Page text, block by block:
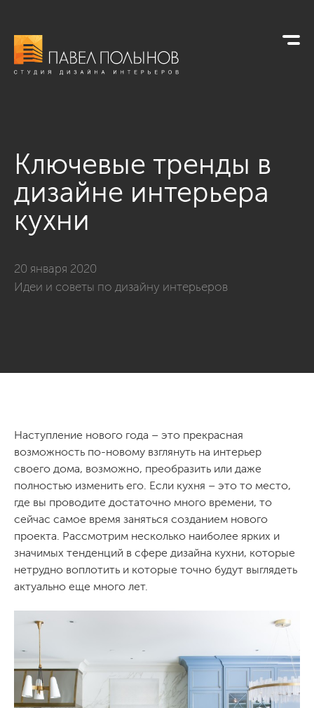
Ключевые тренды в
дизайне интерьера
кухни
20 января 2020
Идеи и советы по дизайну интерьеров
Наступление нового года – это прекрасная
возможность по-новому взглянуть на интерьер
своего дома, возможно, преобразить или даже
полностью изменить его. Если кухня – это то место,
где вы проводите достаточно много времени, то
сейчас самое время заняться созданием нового
проекта. Рассмотрим несколько наиболее ярких и
значимых тенденций в сфере дизайна кухни, которые
нетрудно воплотить и которые точно будут выглядеть
актуально еще много лет.